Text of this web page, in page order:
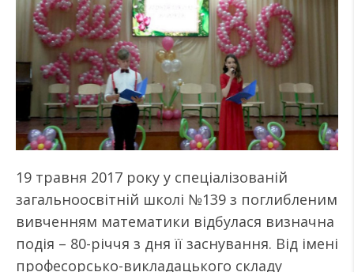
19 травня 2017 року у спеціалізованій
загальноосвітній школі №139 з поглибленим
вивченням математики відбулася визначна
подія – 80-річчя з дня її заснування. Від імені
професорсько-викладацького складу